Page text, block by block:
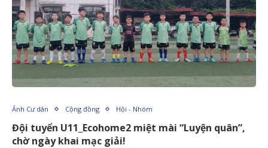
Ảnh Cư dân Cộng đồng Hội - Nhóm
Đội tuyển U11_Ecohome2 miệt mài “Luyện quân”,
chờ ngày khai mạc giải!